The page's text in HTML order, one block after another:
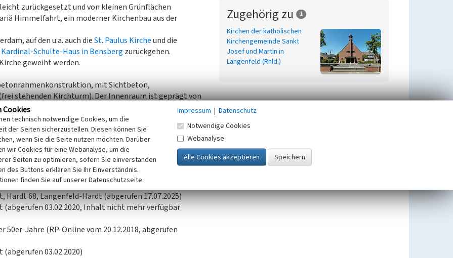
zurückgesetzt und von kleinen Grünflächen
Himmelfahrt, ein moderner Kirchenbau aus der
auf den u.a. auch dieSt. Paulus Kircheund die
Kardinal-Schulte-Haus in Bensberg zurückgehen.
geweiht werden.
mit Sichtbeton,
stehenden Kirchturm). Der Innenraum ist geprägt von
entsteht dabei nicht nur durch die weißen
die eine Besonderheit dieses Kirchenbaus
zurückversetzten Nische und kann dadurch
Eintreten in den Kirchensaal sofort in den Blick fällt.
und Landschaftsschutz e.V., 2020)
Hardt 68, Langenfeld-Hardt (abgerufen 17.07.2025)
(abgerufen 03.02.2020, Inhalt nicht mehr verfügbar
50er-Jahre (RP-Online vom 20.12.2018, abgerufen
03.02.2020)
Zugehörig zu 1
Kirchen der katholischen
Kirchengemeinde Sankt
Josef und Martin in
Langenfeld (Rhld.)
Cookies
technisch notwendige Cookies, um die
der Seiten sicherzustellen. Diesen können Sie
wenn Sie die Seite nutzen möchten. Darüber
wir Cookies für eine Webanalyse, um die
Seiten zu optimieren, sofern Sie einverstanden
des Buttons erklären Sie Ihr Einverständnis.
finden Sie auf unserer Datenschutzseite.
Impressum | Datenschutz
Notwendige Cookies
Webanalyse